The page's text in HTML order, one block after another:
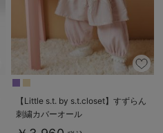
【Little s.t. by s.t.closet】すずらん
刺繍カバーオール